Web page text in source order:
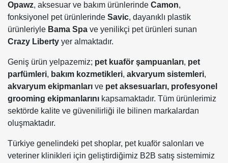
Opawz, aksesuar ve bakım ürünlerinde Camon,
fonksiyonel pet ürünlerinde Savic, dayanıklı plastik
ürünleriyle Bama Spa ve yenilikçi pet ürünleri sunan
Crazy Liberty yer almaktadır.
Geniş ürün yelpazemiz; pet kuaför şampuanları, pet
parfümleri, bakım kozmetikleri, akvaryum sistemleri,
akvaryum ekipmanları ve pet aksesuarları, profesyonel
grooming ekipmanlarını kapsamaktadır. Tüm ürünlerimiz
sektörde kalite ve güvenilirliği ile bilinen markalardan
oluşmaktadır.
Türkiye genelindeki pet shoplar, pet kuaför salonları ve
veteriner klinikleri için geliştirdiğimiz B2B satış sistemimiz